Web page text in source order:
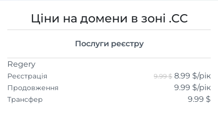
Ціни на домени в зоні .CC
Послуги реєстру
Regery
Реєстрація 9.99 $ 8.99 $/рік
Продовження 9.99 $/рік
Трансфер 9.99 $